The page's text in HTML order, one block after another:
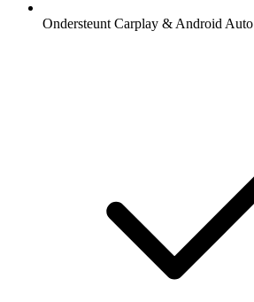
Ondersteunt Carplay & Android Auto